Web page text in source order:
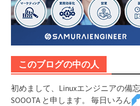
このブログの中の人
初めまして、Linuxエンジニアの備
SOOOTA と申します。 毎日いろん